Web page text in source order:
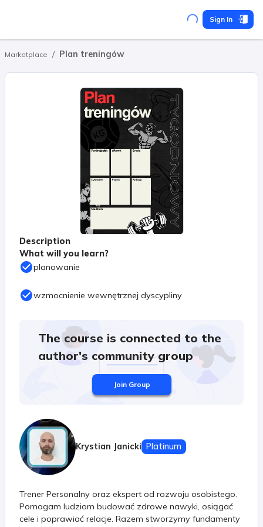
Sign In
Marketplace / Plan treningów
Description
What will you learn?
planowanie
wzmocnienie wewnętrznej dyscypliny
The course is connected to the
author's community group
Join Group
Krystian Janicki Platinum
Trener Personalny oraz ekspert od rozwoju osobistego.
Pomagam ludziom budować zdrowe nawyki, osiągać
cele i poprawiać relacje. Razem stworzymy fundamenty